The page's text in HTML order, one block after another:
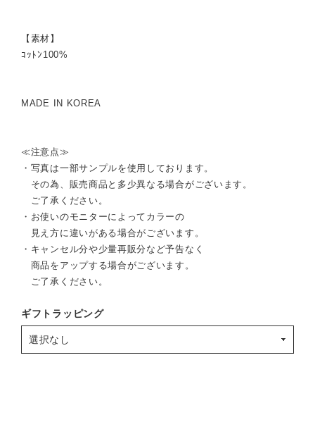
【素材】
ｺｯﾄﾝ100%
MADE IN KOREA
≪注意点≫
・写真は一部サンプルを使用しております。
その為、販売商品と多少異なる場合がございます。
ご了承ください。
・お使いのモニターによってカラーの
見え方に違いがある場合がございます。
・キャンセル分や少量再販分など予告なく
商品をアップする場合がございます。
ご了承ください。
ギフトラッピング